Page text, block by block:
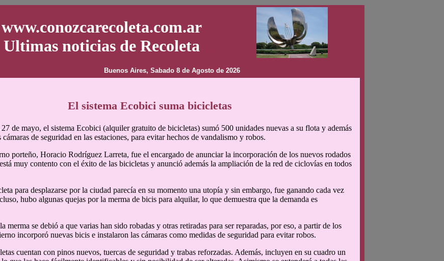
www.conozcarecoleta.com.ar
Ultimas noticias de Recoleta
Buenos Aires, Sabado 8 de Agosto de 2026
El sistema Ecobici suma bicicletas
de mayo, el sistema Ecobici (alquiler gratuito de bicicletas) sumó 500 unidades nuevas a su flota y además
cámaras de seguridad en las estaciones, para evitar hechos de vandalismo y robos.
porteño, Horacio Rodríguez Larreta, fue el encargado de anunciar la incorporación de los nuevos rodados
muy contento con el éxito de las bicicletas y anunció además la ampliación de la red de ciclovías en todos
para desplazarse por la ciudad parecía en su momento una utopía y sin embargo, fue ganando cada vez
hubo algunas quejas por la merma de bicis para alquilar, lo que demuestra que la demanda es
merma se debió a que varias han sido robadas y otras retiradas para ser reparadas, por eso, a partir de los
incorporó nuevas bicis e instalaron las cámaras como medidas de seguridad para evitar robos.
cuentan con pinos nuevos, tuercas de seguridad y trabas reforzadas. Además, incluyen en su cuadro un